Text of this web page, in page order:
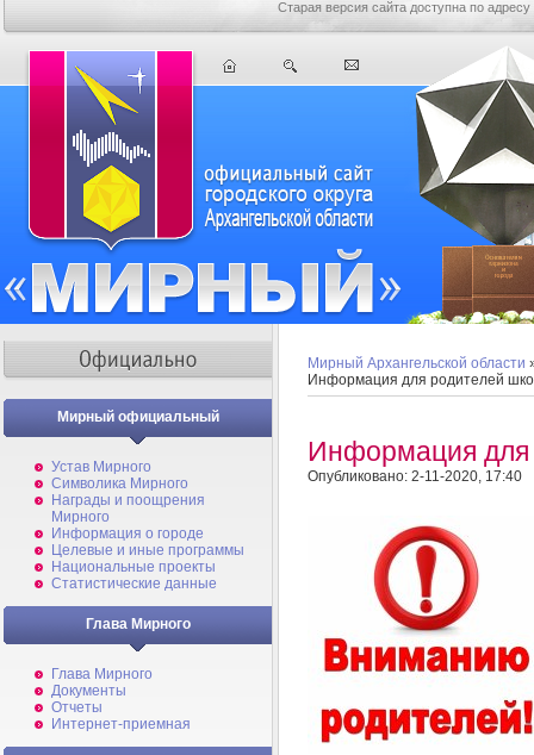
Старая версия сайта доступна по адресу
Мирный официальный
Устав Мирного
Символика Мирного
Награды и поощрения
Мирного
Информация о городе
Целевые и иные программы
Национальные проекты
Статистические данные
Глава Мирного
Глава Мирного
Документы
Отчеты
Интернет-приемная
Мирный Архангельской области
Информация для родителей
Информация для
Опубликовано: 2-11-2020, 17:40